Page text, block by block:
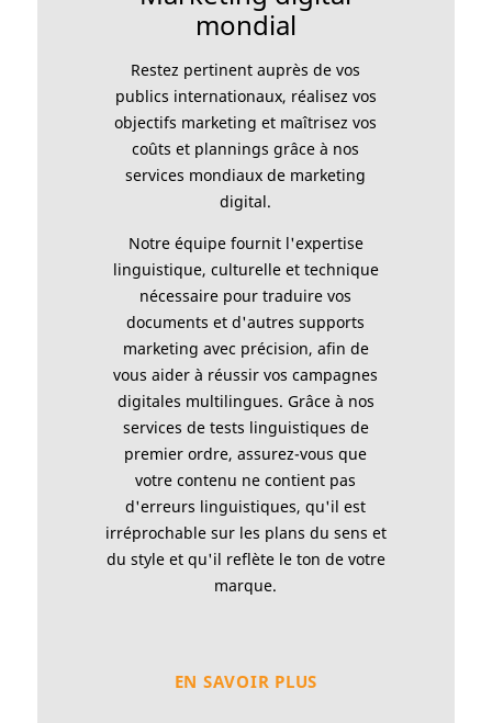
mondial
Restez pertinent auprès de vos
publics internationaux, réalisez vos
objectifs marketing et maîtrisez vos
coûts et plannings grâce à nos
services mondiaux de marketing
digital.
Notre équipe fournit l'expertise
linguistique, culturelle et technique
nécessaire pour traduire vos
documents et d'autres supports
marketing avec précision, afin de
vous aider à réussir vos campagnes
digitales multilingues. Grâce à nos
services de tests linguistiques de
premier ordre, assurez-vous que
votre contenu ne contient pas
d'erreurs linguistiques, qu'il est
irréprochable sur les plans du sens et
du style et qu'il reflète le ton de votre
marque.
EN SAVOIR PLUS